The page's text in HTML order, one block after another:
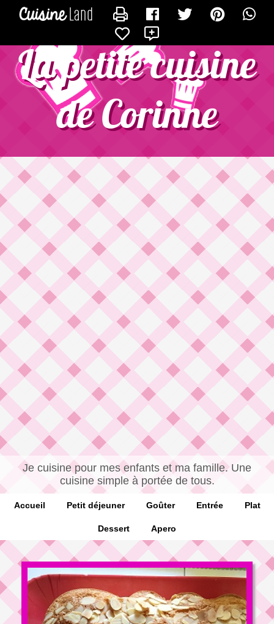
La petite cuisine
de Corinne
Je cuisine pour mes enfants et ma famille. Une
cuisine simple à portée de tous.
Accueil Petit déjeuner Goûter Entrée Plat
Dessert Apero
CONTACTER CORINNE1972